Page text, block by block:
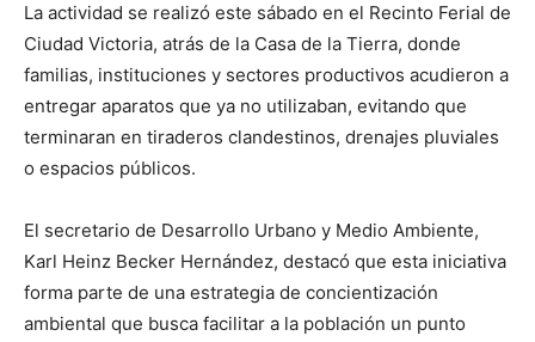
La actividad se realizó este sábado en el Recinto Ferial de
Ciudad Victoria, atrás de la Casa de la Tierra, donde
familias, instituciones y sectores productivos acudieron a
entregar aparatos que ya no utilizaban, evitando que
terminaran en tiraderos clandestinos, drenajes pluviales
o espacios públicos.
El secretario de Desarrollo Urbano y Medio Ambiente,
Karl Heinz Becker Hernández, destacó que esta iniciativa
forma parte de una estrategia de concientización
ambiental que busca facilitar a la población un punto